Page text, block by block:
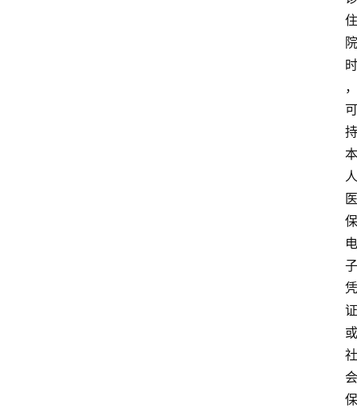
住
院
时
，
可
持
本
人
医
保
电
子
凭
证
或
社
会
保